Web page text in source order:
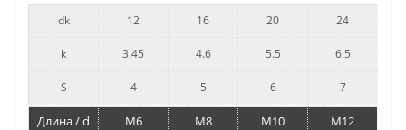
dk 12 16 20 24
k 3.45 4.6 5.5 6.5
S 4 5 6 7
Длина / d M6 M8 M10
M12